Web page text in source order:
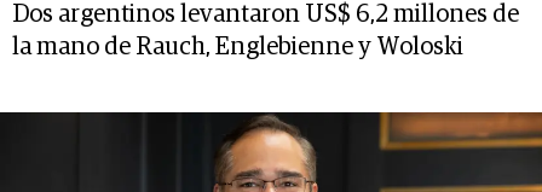
Dos argentinos levantaron US$ 6,2 millones de
la mano de Rauch, Englebienne y Woloski